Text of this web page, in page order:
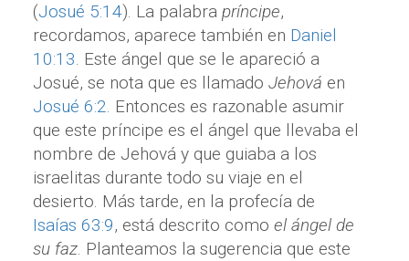
(Josué 5:14). La palabra príncipe,
recordamos, aparece también en Daniel
10:13. Este ángel que se le apareció a
Josué, se nota que es llamado Jehová en
Josué 6:2. Entonces es razonable asumir
que este príncipe es el ángel que llevaba el
nombre de Jehová y que guiaba a los
israelitas durante todo su viaje en el
desierto. Más tarde, en la profecía de
Isaías 63:9, está descrito como el ángel de
su faz. Planteamos la sugerencia que este